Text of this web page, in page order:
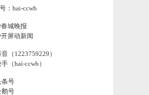
一年关闭超90家门店！很多昆明人
19:44:18
团、京东、蔚来、比亚迪，集体大
19:44:25
：hai-ccwb
春城晚报
开屏动新闻
（1223759229）
（hai-ccwb）
条号
鹅号